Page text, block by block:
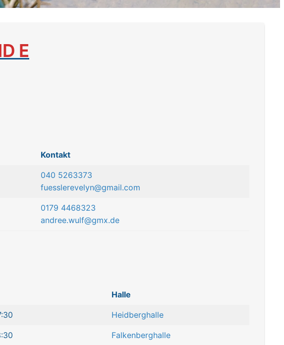
E
Kontakt
040 5263373
fuesslerevelyn@gmail.com
0179 4468323
andree.wulf@gmx.de
Halle
Heidberghalle
Falkenberghalle